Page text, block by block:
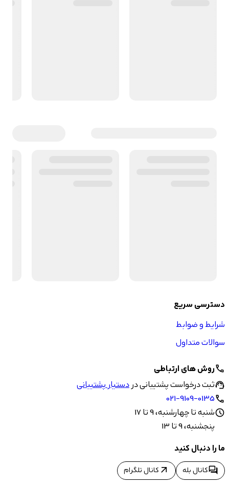
دسترسی سریع
شرایط و ضوابط
سوالات متداول
callروش های ارتباطی
support_agentثبت درخواست پشتیبانی دردستیار پشتیبانی
call
021-9109-0135
scheduleشنبه تا چهارشنبه، 9 تا 17
پنجشنبه، 9 تا 13
ما را دنبال کنید
forumکانال بله arrow_outward کانال تلگرام